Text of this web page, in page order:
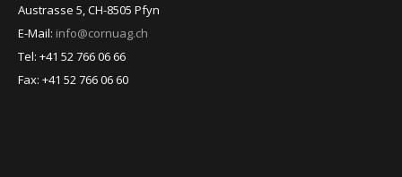
Austrasse 5, CH-8505 Pfyn
E-Mail: info@cornuag.ch
Tel: +41 52 766 06 66
Fax: +41 52 766 06 60